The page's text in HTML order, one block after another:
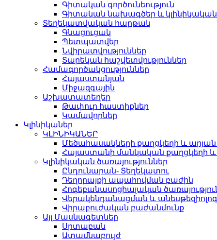
Գիտական գործունեություն
Գիտական նախագծեր և կլինիկական
Տեղեկատվական հարթակ
Գնացուցակ
Պետպատվեր
Նվիրատվություններ
Տարեկան հաշվետվություններ
Համագործակցություններ
Հայաստանյան
Միջազգային
Աշխատատեղեր
Թափուր հաստիքներ
Կամավորներ
Կլինիկաներ
ԿԼԻՆԻԿԱՆԵՐ
Մեծահասակների քաղցկեղի և արյան
Հայաստանի մանկական քաղցկեղի և
Կլինիկական ծառայություններ
Ընդունարան- Տեղեկատու
Դեղորայքի ապահովման բաժին
Հոգեբանասոցիալական
Վերակենդանացման և
Վիրաբուժական բաժանմունք
Այլ Մասնագետներ
Սրտաբան
Ատամնաբույժ